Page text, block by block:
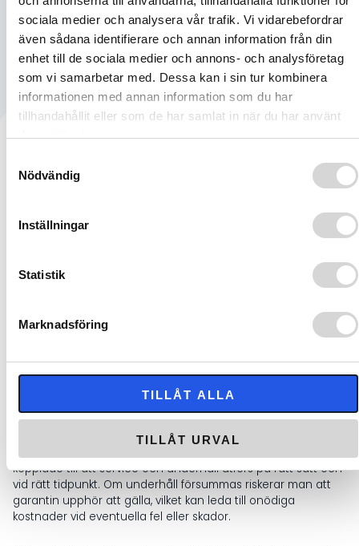
sociala medier och analysera vår trafik. Vi vidarebefordrar
även sådana identifierare och annan information från din
enhet till de sociala medier och annons- och analysföretag
som vi samarbetar med. Dessa kan i sin tur kombinera
informationen med annan information som du har
tillhandahållit eller som de har samlat in när du har använt
deras tjänster.
Nödvändig
Inställningar
Statistik
Marknadsföring
TILLÅT ALLA
TILLÅT URVAL
SNÖSKOTRAR – EN
INVESTERING I
LIVSLÄNGD
Regelbunden service och korrekt underhåll är avgörande för
sin livslängd. Genom att följa de serviceintervall och
förlänga produktens hållbarhet, utan även bevara dess
prestanda och driftsäkerhet.
En annan viktig aspekt är att garantivillkor ofta är direkt
kopplade till att service och underhåll utförs på rätt sätt och
vid rätt tidpunkt. Om underhåll försummas riskerar man att
garantin upphör att gälla, vilket kan leda till onödiga
kostnader vid eventuella fel eller skador.